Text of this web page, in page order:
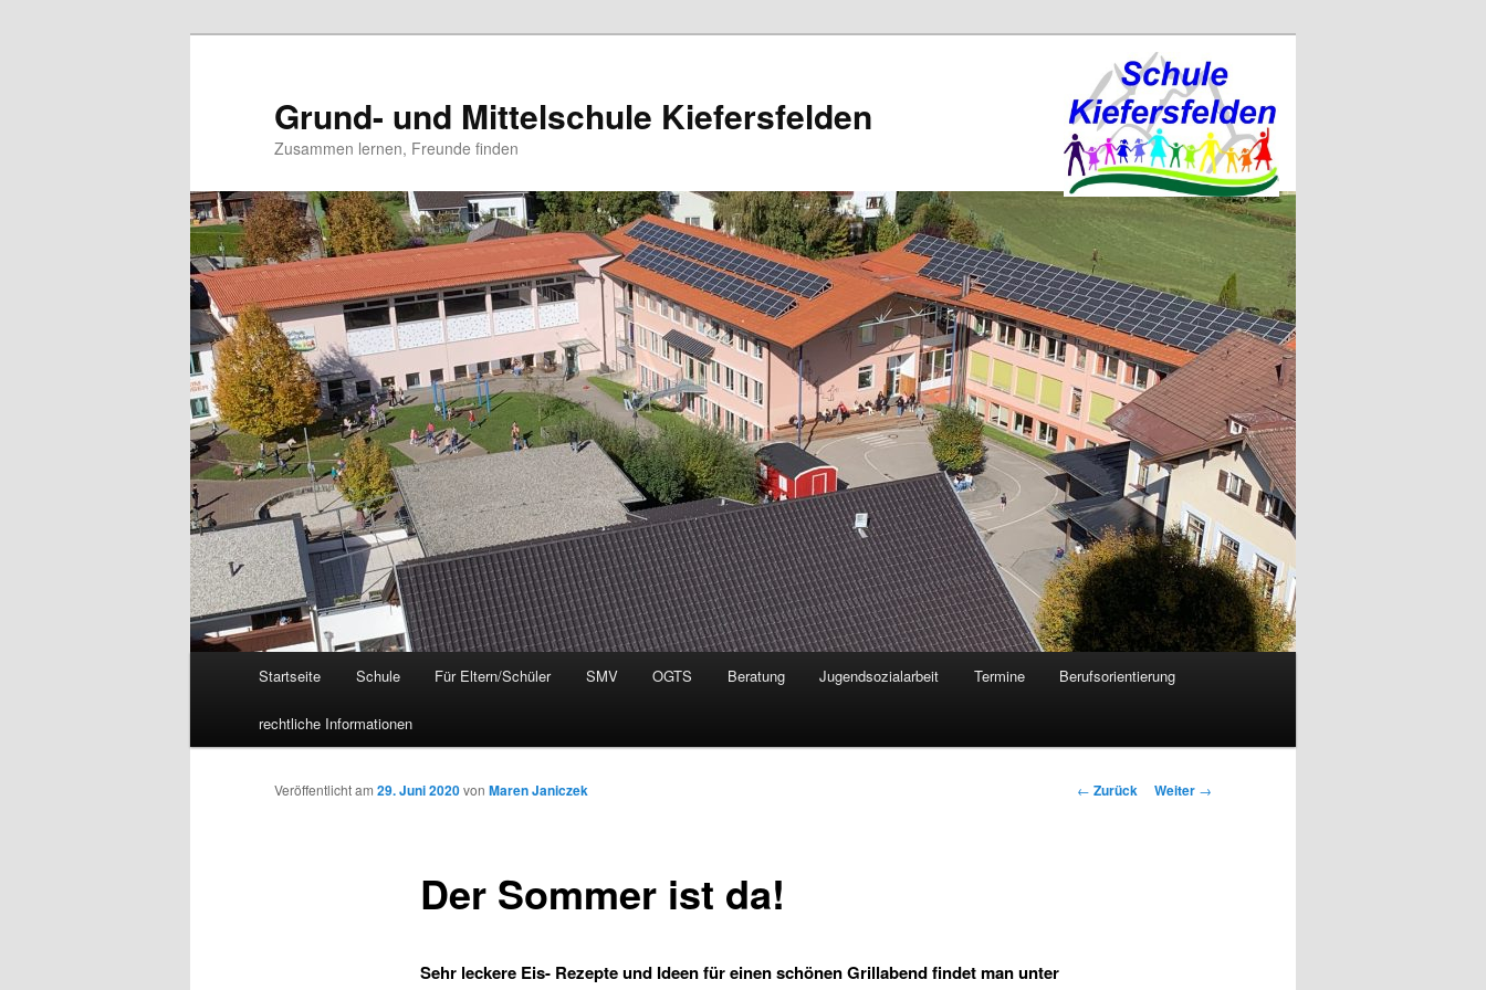
Grund- und Mittelschule Kiefersfelden
Zusammen lernen, Freunde finden
Zum
Inhalt
wechseln
Startseite Schule Für Eltern/Schüler SMV OGTS Beratung Jugendsozialarbeit Termine Berufsorientierung
rechtliche Informationen
Beitrags-
← Zurück Weiter →
Der Sommer ist da!
Veröffentlicht am 29. Juni 2020von Maren Janiczek
Sehr leckere Eis- Rezepte und Ideen für einen schönen Grillabend findet man unter